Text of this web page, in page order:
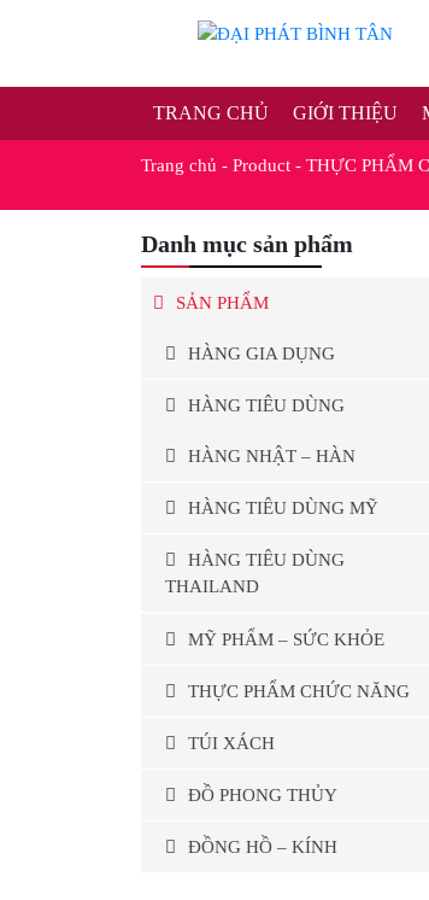
TRANG CHỦ GIỚI THIỆU
Trang chủ - Product - THỰC PHẨM
Danh mục sản phẩm
SẢN PHẨM
HÀNG GIA DỤNG
HÀNG TIÊU DÙNG
HÀNG NHẬT – HÀN
HÀNG TIÊU DÙNG MỸ
HÀNG TIÊU DÙNG
THAILAND
MỸ PHẨM – SỨC KHỎE
THỰC PHẨM CHỨC NĂNG
TÚI XÁCH
ĐỒ PHONG THỦY
ĐỒNG HỒ – KÍNH